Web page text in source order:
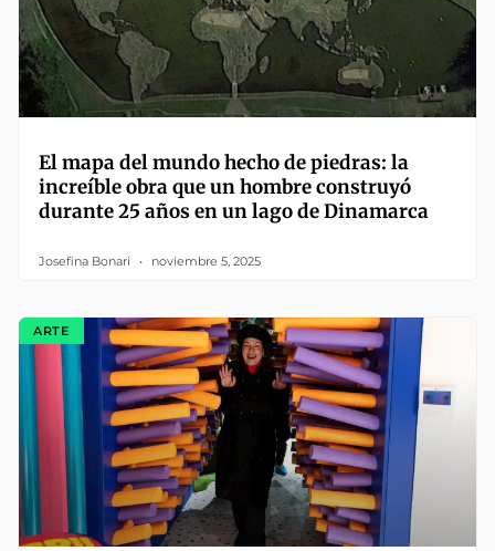
El mapa del mundo hecho de piedras: la
increíble obra que un hombre construyó
durante 25 años en un lago de Dinamarca
Josefina Bonari noviembre 5, 2025
ARTE